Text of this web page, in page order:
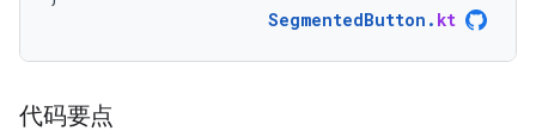
SegmentedButton . kt
代码要点